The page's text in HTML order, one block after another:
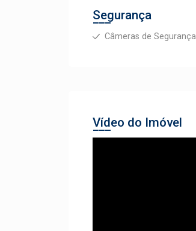
Segurança
Câmeras de Segurança
Vídeo do Imóvel